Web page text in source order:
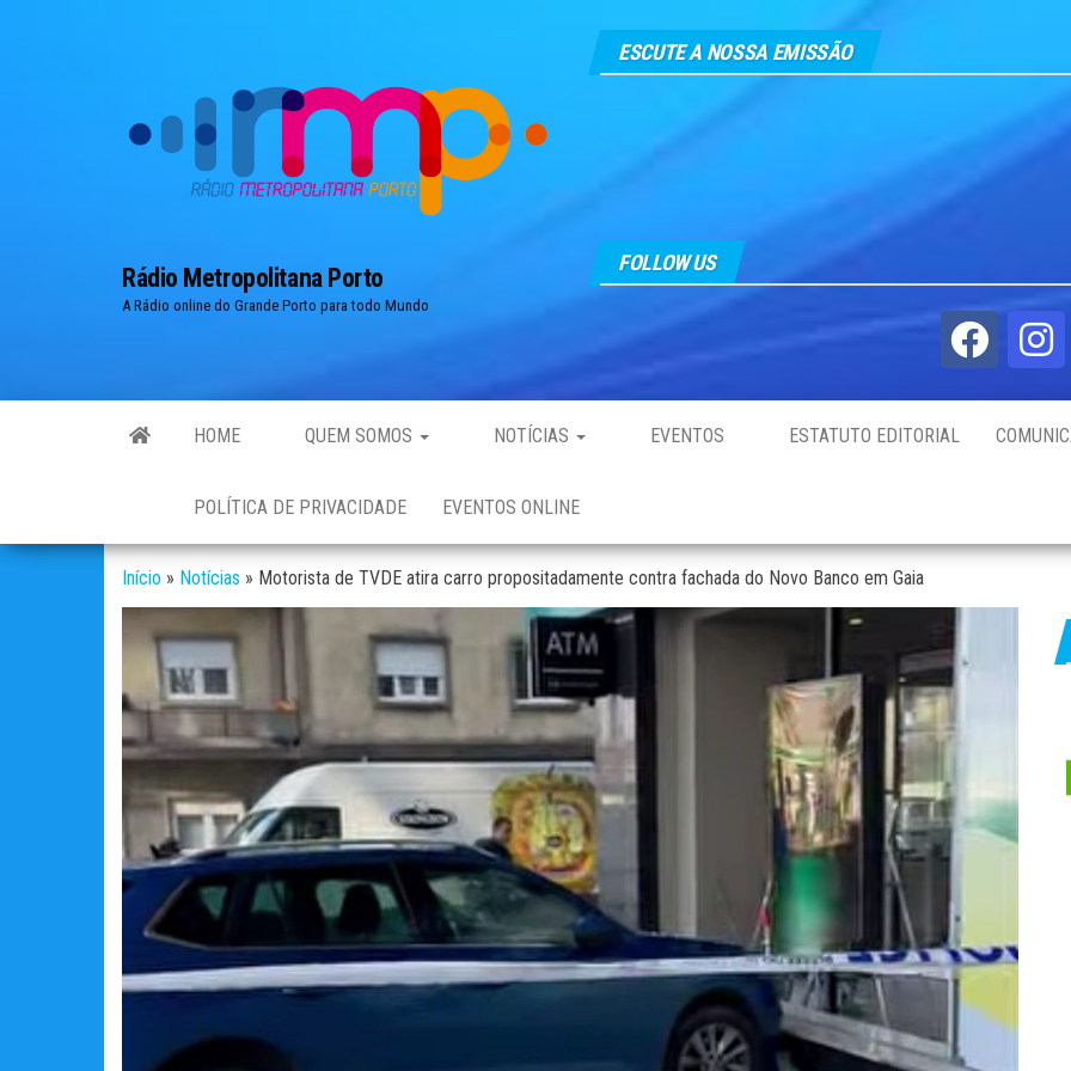
Rádio Metropolitana Porto
A Rádio online do Grande Porto para todo Mundo
ESCUTE A NOSSA EMISSÃO
FOLLOW US
HOME QUEM SOMOS NOTÍCIAS EVENTOS ESTATUTO EDITORIAL
POLÍTICA DE PRIVACIDADE EVENTOS ONLINE
Início » Notícias » Motorista de TVDE atira carro propositadamente contra fachada do Novo Banco em Gaia